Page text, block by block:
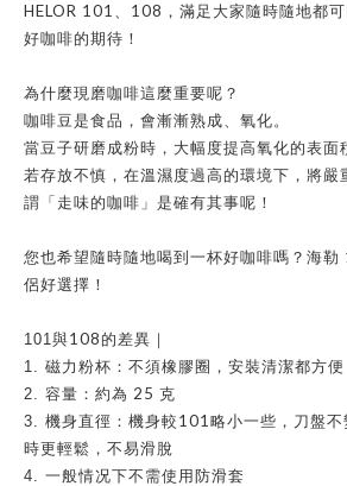
HELOR 101 、 108 ，滿足大家隨時隨地都
好咖啡的期待！
為什麼現磨咖啡這麼重要呢？
咖啡豆是食品，會漸漸熟成、氧化。
當豆子研磨成粉時，大幅度提高氧化的表面
若存放不慎，在溫濕度過高的環境下，將嚴
謂「走味的咖啡」是確有其事呢！
您也希望隨時隨地喝到一杯好咖啡嗎？海勒
侶好選擇！
101與108 的差異｜
1. 磁力粉杯：不須橡膠圈，安裝清潔都方便
2. 容量：約為 25 克
3. 機身直徑：機身較 101 略小一些，刀盤
時更輕鬆，不易滑脫
4. 一般情况下不需使用防滑套